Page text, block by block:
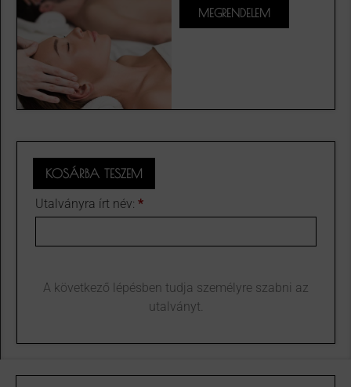
MEGRENDELEM
KOSÁRBA TESZEM
Utalványra írt név: *
A következő lépésben tudja személyre szabni az
utalványt.